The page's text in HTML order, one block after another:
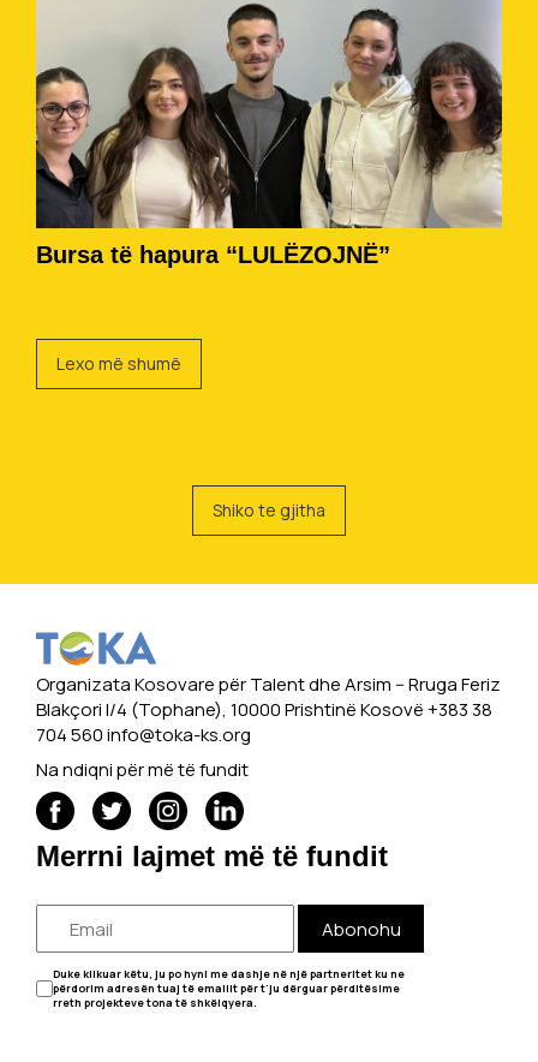
Bursa të hapura “LULËZOJNË”
Lexo më shumë
Shiko te gjitha
Organizata Kosovare për Talent dhe Arsim -- Rruga Feriz
Blakçori I/4 (Tophane), 10000 Prishtinë Kosovë +383 38
704 560info@toka-ks.org
Na ndiqni për më të fundit
Merrni lajmet më të fundit
Abonohu
Duke klikuar këtu, ju po hyni me dashje në një partneritet ku ne
përdorim adresën tuaj të emailit për t'ju dërguar përditësime
rreth projekteve tona të shkëlqyera.